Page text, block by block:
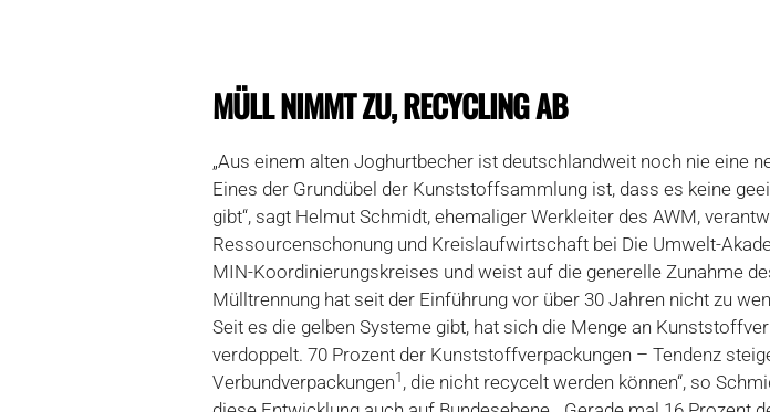
MÜLL NIMMT ZU, RECYCLING AB
„Aus einem alten Joghurtbecher ist deutschlandweit noch nie eine
Eines der Grundübel der Kunststoffsammlung ist, dass es keine
gibt“, sagt Helmut Schmidt, ehemaliger Werkleiter des AWM,
Ressourcenschonung und Kreislaufwirtschaft bei Die Umwelt-
MIN-Koordinierungskreises und weist auf die generelle Zunahme
Mülltrennung hat seit der Einführung vor über 30 Jahren nicht zu
Seit es die gelben Systeme gibt, hat sich die Menge an
verdoppelt. 70 Prozent der Kunststoffverpackungen – Tendenz
Verbundverpackungen1 , die nicht recycelt werden können“, so